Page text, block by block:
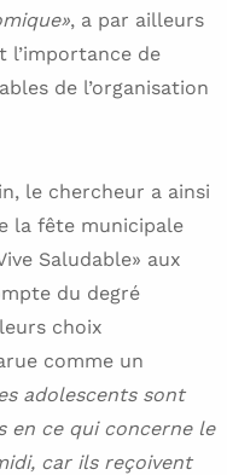
, a par ailleurs
l’importance de
de l’organisation
le chercheur a ainsi
la fête municipale
Saludable» aux
du degré
choix
comme un
adolescents sont
en ce qui concerne le
car ils reçoivent